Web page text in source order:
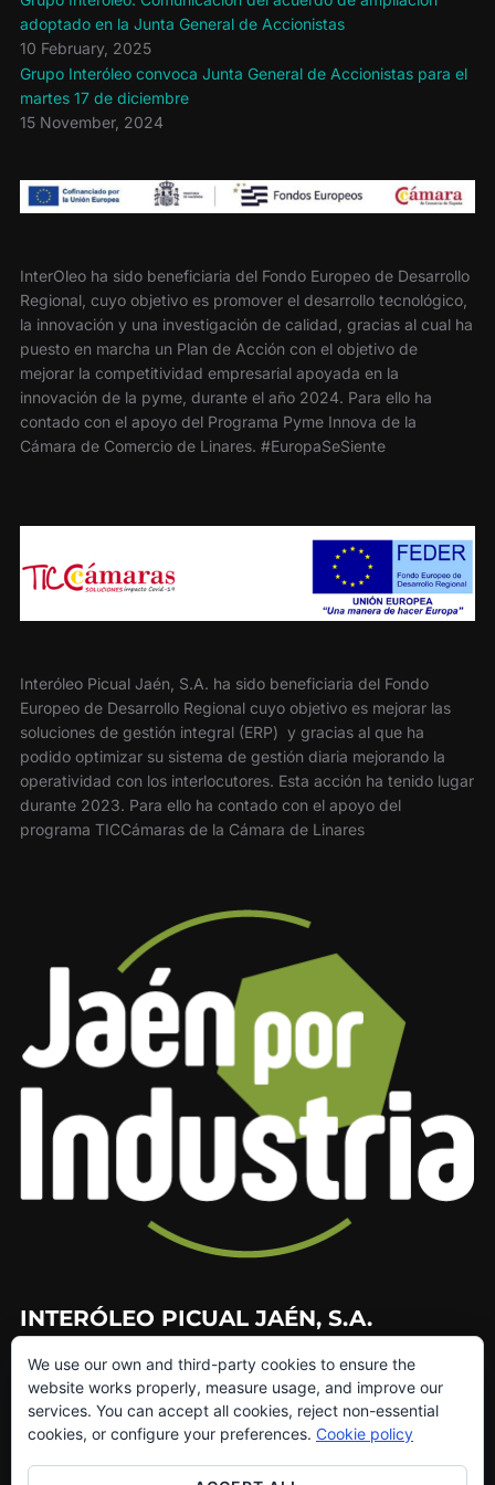
adoptado en la Junta General de Accionistas
10 February, 2025
Grupo Interóleo convoca Junta General de Accionistas para el
martes 17 de diciembre
15 November, 2024
InterOleo ha sido beneficiaria del Fondo Europeo de Desarrollo
Regional, cuyo objetivo es promover el desarrollo tecnológico,
la innovación y una investigación de calidad, gracias al cual ha
puesto en marcha un Plan de Acción con el objetivo de
mejorar la competitividad empresarial apoyada en la
innovación de la pyme, durante el año 2024. Para ello ha
contado con el apoyo del Programa Pyme Innova de la
Cámara de Comercio de Linares. #EuropaSeSiente
Interóleo Picual Jaén, S.A. ha sido beneficiaria del Fondo
Europeo de Desarrollo Regional cuyo objetivo es mejorar las
soluciones de gestión integral (ERP) y gracias al que ha
podido optimizar su sistema de gestión diaria mejorando la
operatividad con los interlocutores. Esta acción ha tenido lugar
durante 2023. Para ello ha contado con el apoyo del
programa TICCámaras de la Cámara de Linares
INTERÓLEO PICUAL JAÉN, S.A.
953 226 010
953 272 499
info@interoleo.com
canaldedenuncias@interoleo.com
We use our own and third-party cookies to ensure the
website works properly, measure usage, and improve our
services. You can accept all cookies, reject non-essential
cookies, or configure your preferences. Cookie policy